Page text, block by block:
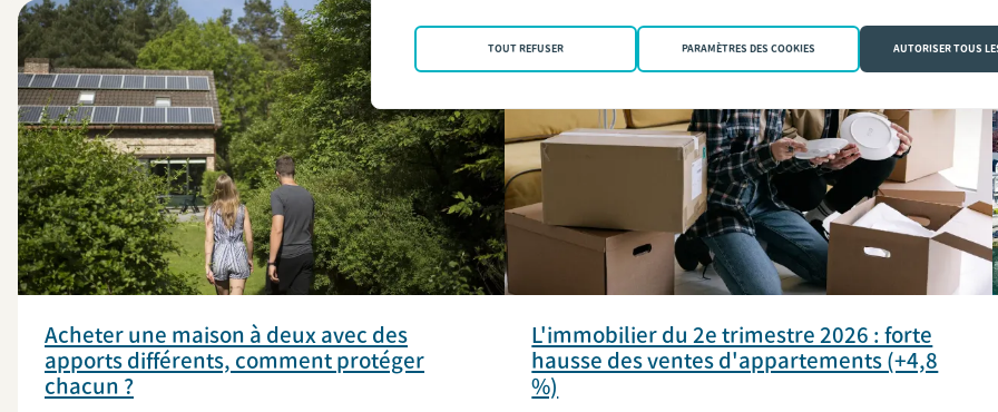
Acheter une maison à deux avec des
apports différents, comment protéger
chacun ?
L'immobilier du 2e trimestre 2026 : forte
hausse des ventes d'appartements (+4,8
%)
TOUT REFUSER PARAMÈTRES DES COOKIES AUTORISER TOUS